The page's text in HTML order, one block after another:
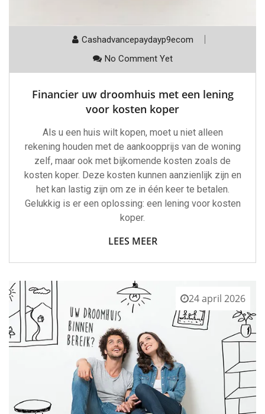
Cashadvancepaydayp9ecom
No Comment Yet
Financier uw droomhuis met een lening
voor kosten koper
Als u een huis wilt kopen, moet u niet alleen
rekening houden met de aankoopprijs van de woning
zelf, maar ook met bijkomende kosten zoals de
kosten koper. Deze kosten kunnen aanzienlijk zijn en
het kan lastig zijn om ze in één keer te betalen.
Gelukkig is er een oplossing: een lening voor kosten
koper.
LEES MEER
24 april 2026